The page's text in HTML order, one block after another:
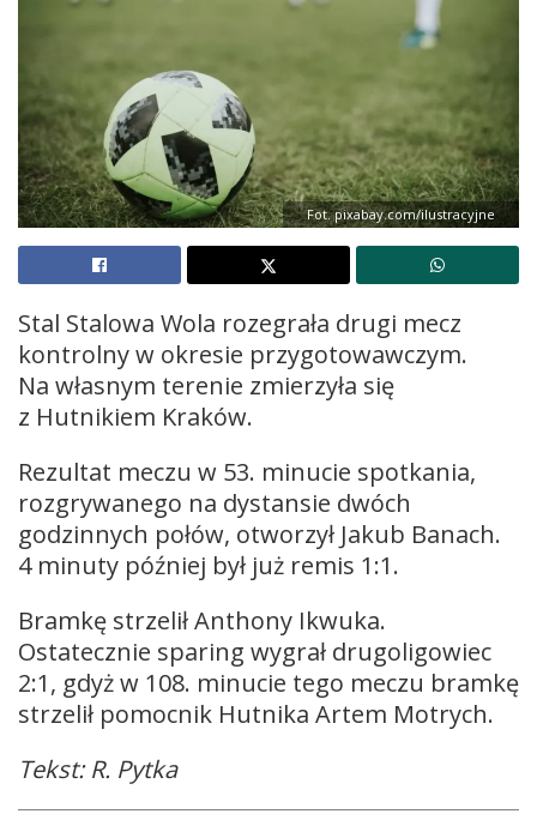
Fot. pixabay.com/ilustracyjne
Stal Stalowa Wola rozegrała drugi mecz
kontrolny w okresie przygotowawczym.
Na własnym terenie zmierzyła się
z Hutnikiem Kraków.
Rezultat meczu w 53. minucie spotkania,
rozgrywanego na dystansie dwóch
godzinnych połów, otworzył Jakub Banach.
4 minuty później był już remis 1:1.
Bramkę strzelił Anthony Ikwuka.
Ostatecznie sparing wygrał drugoligowiec
2:1, gdyż w 108. minucie tego meczu bramkę
strzelił pomocnik Hutnika Artem Motrych.
Tekst: R. Pytka